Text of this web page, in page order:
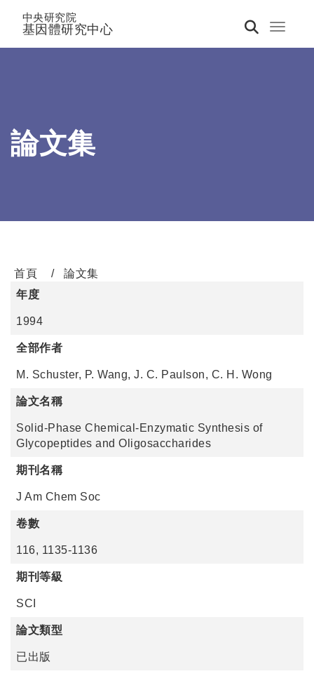
Toggle
中央研究院
基因體研究中心
論文集
首頁
論文集
年度
1994
全部作者
M. Schuster, P. Wang, J. C. Paulson, C. H. Wong
論文名稱
Solid-Phase Chemical-Enzymatic Synthesis of
Glycopeptides and Oligosaccharides
期刊名稱
J Am Chem Soc
卷數
116, 1135-1136
期刊等級
SCI
論文類型
已出版